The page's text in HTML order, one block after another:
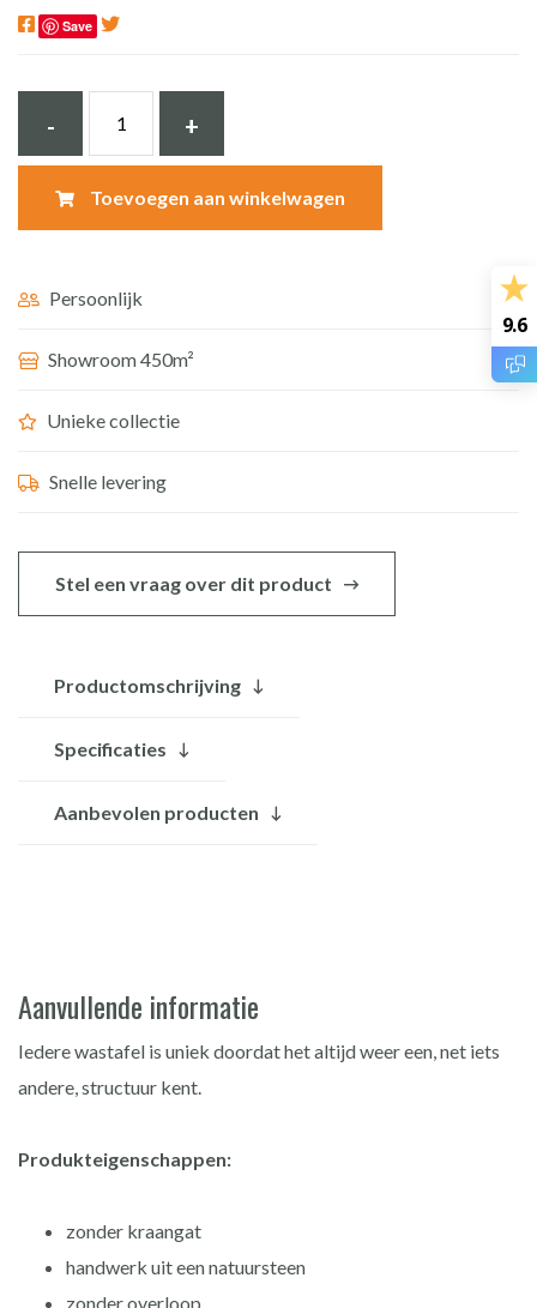
Save
-
aantal
+
Toevoegen aan winkelwagen
Persoonlijk
Showroom 450m²
Unieke collectie
Snelle levering
Stel een vraag over dit product
Productomschrijving
Specificaties
Aanbevolen producten
Aanvullende informatie
Iedere wastafel is uniek doordat het altijd weer een, net iets
andere, structuur kent.
Produkteigenschappen:
zonder kraangat
handwerk uit een natuursteen
zonder overloop
9.6